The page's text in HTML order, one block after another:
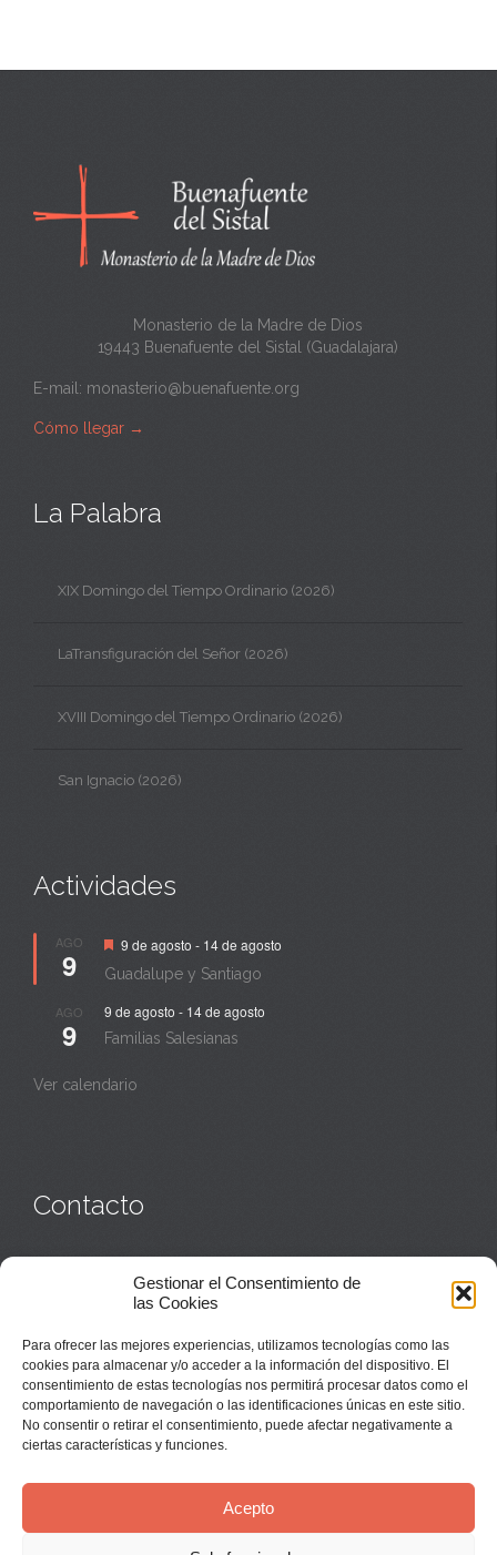
Gestionar el Consentimiento de
las Cookies
Para ofrecer las mejores experiencias, utilizamos tecnologías como las
cookies para almacenar y/o acceder a la información del dispositivo. El
consentimiento de estas tecnologías nos permitirá procesar datos como el
comportamiento de navegación o las identificaciones únicas en este sitio.
No consentir o retirar el consentimiento, puede afectar negativamente a
ciertas características y funciones.
Acepto
Monasterio de la Madre de Dios
19443 Buenafuente del Sistal (Guadalajara)
E-mail: monasterio@buenafuente.org
Cómo llegar →
La Palabra
XIX Domingo del Tiempo Ordinario (2026)
LaTransfiguración del Señor (2026)
XVIII Domingo del Tiempo Ordinario (2026)
San Ignacio (2026)
Actividades
AGO
9
Destacado
9 de agosto - 14 de agosto
Guadalupe y Santiago
AGO
9
9 de agosto - 14 de agosto
Familias Salesianas
Ver calendario
Contacto
Casa de acogida:609 423 521o949 835 058
Parroquia y sacerdotes:949 835 111
Monasterio:monasterio@buenafuente.org
Información:informacion@buenafuente.org
Casa de acogida:
acogida@buenafuente.org
Ángel Moreno:angel@buenafuente.org